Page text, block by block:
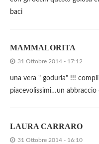
baci
MAMMALORITA
31 Ottobre 2014 - 17:12
una vera " goduria" !!!
piacevolissimi…un
LAURA CARRARO
31 Ottobre 2014 - 16:10